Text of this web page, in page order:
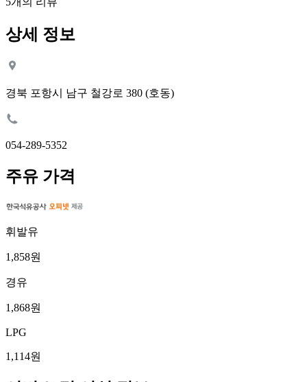
상세 정보
경북 포항시 남구 철강로 380 (호동)
054-289-5352
주유 가격
휘발유
1,858원
경유
1,868원
LPG
1,114원